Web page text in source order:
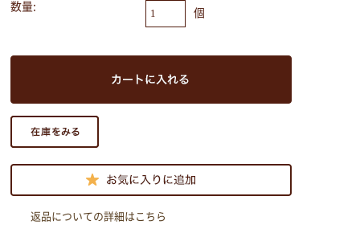
数量:
個
返品についての詳細はこちら